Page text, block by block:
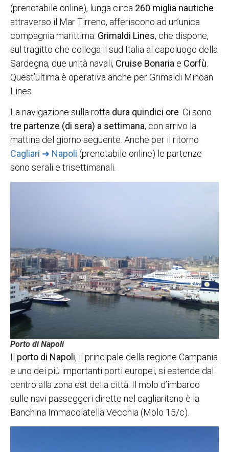
(prenotabile online), lunga circa 260 miglia nautiche
attraverso il Mar Tirreno, afferiscono ad un’unica
compagnia marittima: Grimaldi Lines, che dispone,
sul tragitto che collega il sud Italia al capoluogo della
Sardegna, due unità navali, Cruise Bonaria e Corfù
Quest’ultima è operativa anche per Grimaldi Minoan
Lines.
La navigazione sulla rotta dura quindici ore. Ci sono
tre partenze (di sera) a settimana, con arrivo la
mattina del giorno seguente. Anche per il ritorno
Cagliari ➜ Napoli (prenotabile online) le partenze
sono serali e trisettimanali.
Porto di Napoli
Il porto di Napoli, il principale della regione Campania
e uno dei più importanti porti europei, si estende dal
centro alla zona est della città. Il molo d’imbarco
sulle navi passeggeri dirette nel cagliaritano è la
Banchina Immacolatella Vecchia (Molo 15/c).